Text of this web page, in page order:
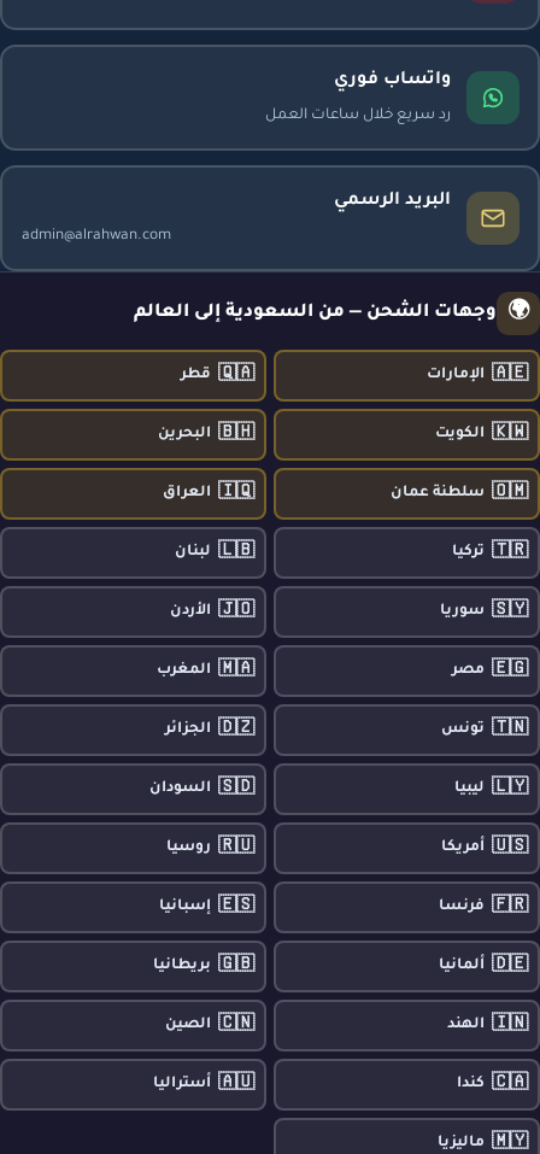
واتساب فوري
رد سريع خلال ساعات العمل
البريد الرسمي
admin@alrahwan.com
🌍 وجهات الشحن — من السعودية إلى العالم
🇦🇪 الإمارات 🇶🇦 قطر
🇰🇼 الكويت 🇧🇭 البحرين
🇴🇲 سلطنة عمان 🇮🇶 العراق
🇹🇷 تركيا 🇱🇧 لبنان
🇸🇾 سوريا 🇯🇴 الأردن
🇪🇬 مصر 🇲🇦 المغرب
🇹🇳 تونس 🇩🇿 الجزائر
🇱🇾 ليبيا 🇸🇩 السودان
🇺🇸 أمريكا 🇷🇺 روسيا
🇫🇷 فرنسا 🇪🇸 إسبانيا
🇩🇪 ألمانيا 🇬🇧 بريطانيا
🇮🇳 الهند 🇨🇳 الصين
🇨🇦 كندا 🇦🇺 أستراليا
🇲🇾 ماليزيا